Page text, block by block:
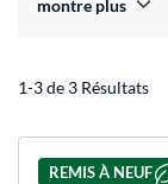
montre plus
1-3 de 3 Résultats
REMIS À NEUF